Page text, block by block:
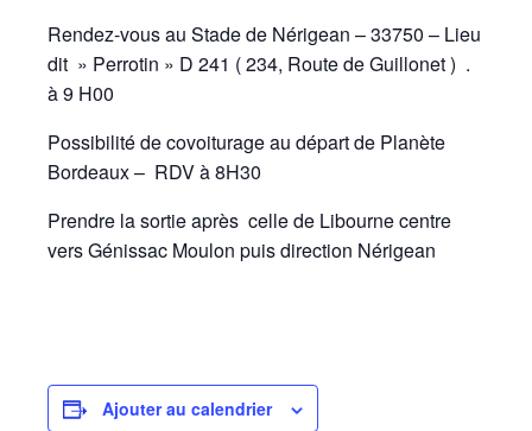
Rendez-vous au Stade de Nérigean – 33750 – Lieu
dit » Perrotin » D 241 ( 234, Route de Guillonet ) .
à 9 H00
Possibilité de covoiturage au départ de Planète
Bordeaux – RDV à 8H30
Prendre la sortie après celle de Libourne centre
vers Génissac Moulon puis direction Nérigean
Ajouter au calendrier